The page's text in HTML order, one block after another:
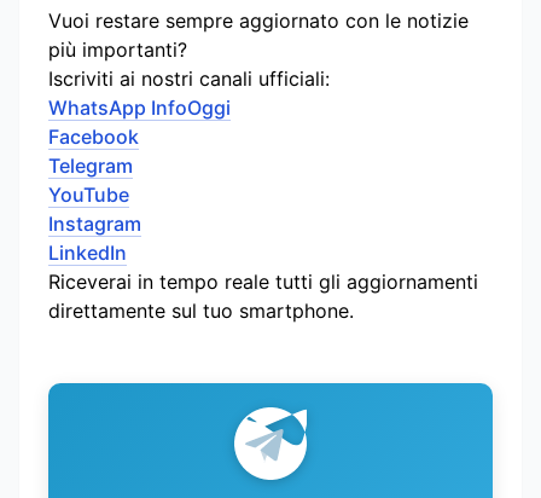
Vuoi restare sempre aggiornato con le notizie
più importanti?
Iscriviti ai nostri canali ufficiali:
WhatsApp InfoOggi
Facebook
Telegram
YouTube
Instagram
LinkedIn
Riceverai in tempo reale tutti gli aggiornamenti
direttamente sul tuo smartphone.